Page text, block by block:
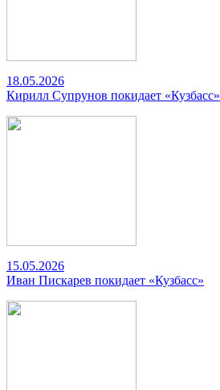
18.05.2026
Кирилл Супрунов покидает «Кузбасс»
15.05.2026
Иван Пискарев покидает «Кузбасс»